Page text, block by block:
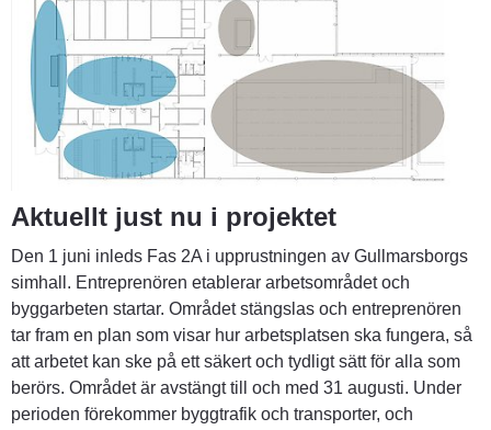
Aktuellt just nu i projektet
Den 1 juni inleds Fas 2A i upprustningen av Gullmarsborgs
simhall. Entreprenören etablerar arbetsområdet och
byggarbeten startar. Området stängslas och entreprenören
tar fram en plan som visar hur arbetsplatsen ska fungera, så
att arbetet kan ske på ett säkert och tydligt sätt för alla som
berörs. Området är avstängt till och med 31 augusti. Under
perioden förekommer byggtrafik och transporter, och